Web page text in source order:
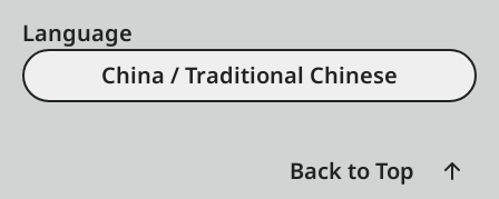
Language
China / Traditional Chinese
Back to Top